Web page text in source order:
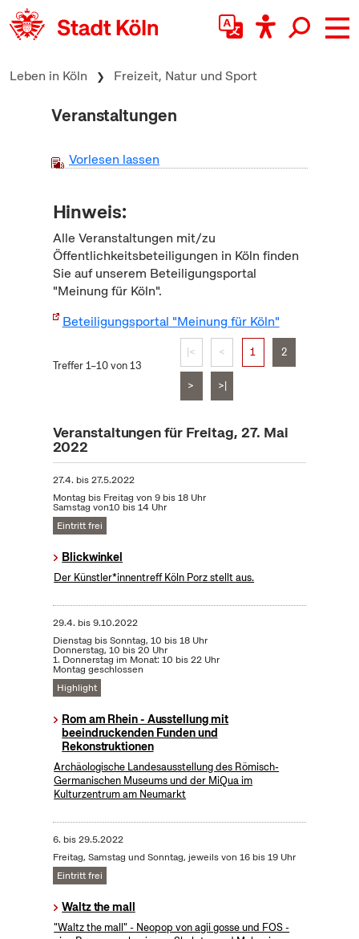
zum Inhalt springen
Leben in Köln Freizeit, Natur und Sport
Veranstaltungen
Vorlesen lassen
Hinweis:
Alle Veranstaltungen mit/zu
Öffentlichkeitsbeteiligungen in Köln finden
Sie auf unserem Beteiligungsportal
"Meinung für Köln".
Beteiligungsportal "Meinung für Köln"
Treffer 1–10 von 13
|< < 1 2
> >|
Veranstaltungen für Freitag, 27. Mai
2022
27.4. bis27.5.2022
Montag bis Freitag von 9 bis 18 Uhr
Samstag von10 bis 14 Uhr
Eintritt frei
Blickwinkel
Der Künstler*innentreff Köln Porz stellt aus.
29.4. bis9.10.2022
Dienstag bis Sonntag, 10 bis 18 Uhr
Donnerstag, 10 bis 20 Uhr
1. Donnerstag im Monat: 10 bis 22 Uhr
Montag geschlossen
Highlight
Rom am Rhein - Ausstellung mit
beeindruckenden Funden und
Rekonstruktionen
Archäologische Landesausstellung des Römisch-
Germanischen Museums und der MiQua im
Kulturzentrum am Neumarkt
6. bis29.5.2022
Freitag, Samstag und Sonntag, jeweils von 16 bis 19 Uhr
Eintritt frei
Waltz the mall
"Waltz the mall" - Neopop von agii gosse und FOS -